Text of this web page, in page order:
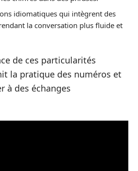
idiomatiques qui intègrent des
la conversation plus fluide et
de ces particularités
la pratique des numéros et
à des échanges